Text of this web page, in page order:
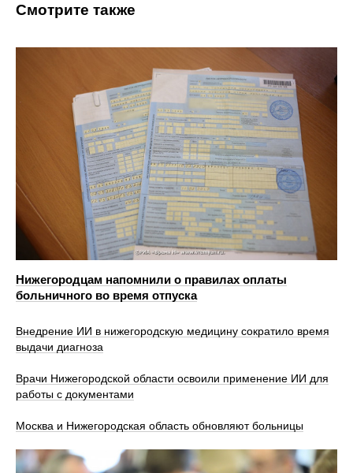
Смотрите также
Нижегородцам напомнили о правилах оплаты
больничного во время отпуска
Внедрение ИИ в нижегородскую медицину сократило время
выдачи диагноза
Врачи Нижегородской области освоили применение ИИ для
работы с документами
Москва и Нижегородская область обновляют больницы